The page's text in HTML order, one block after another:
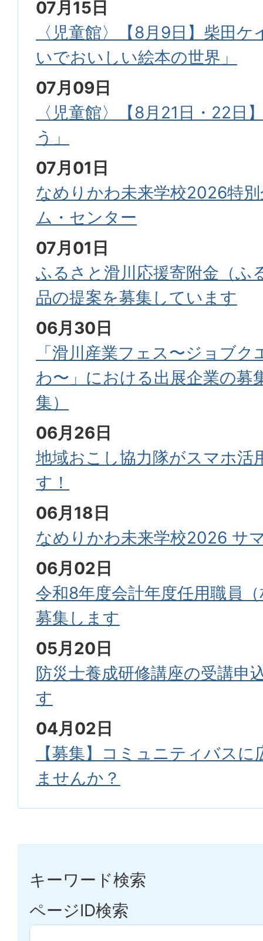
07月15日
〈児童館〉【8月9日】柴田
いでおいしい絵本の世界」
07月09日
〈児童館〉【8月21日・22日
う」
07月01日
なめりかわ未来学校2026特
ム・センター
07月01日
ふるさと滑川応援寄附金（ふ
品の提案を募集しています
06月30日
「滑川産業フェス〜ジョブ
わ〜」における出展企業の募
集）
06月26日
地域おこし協力隊がスマホ活
す！
06月18日
なめりかわ未来学校2026 サ
06月02日
令和8年度会計年度任用職員
募集します
05月20日
防災士養成研修講座の受講申
す
04月02日
【募集】コミュニティバス
ませんか？
キーワード検索
ページID検索